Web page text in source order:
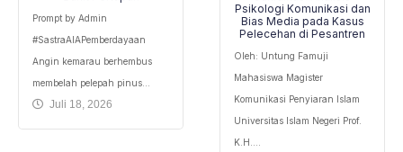
Prompt by Admin
#SastraAIAPemberdayaan ​
Angin kemarau berhembus
membelah pelepah pinus...
Juli 18, 2026
Psikologi Komunikasi dan
Bias Media pada Kasus
Pelecehan di Pesantren
Oleh: Untung Famuji
Mahasiswa Magister
Komunikasi Penyiaran Islam
Universitas Islam Negeri Prof.
K.H....